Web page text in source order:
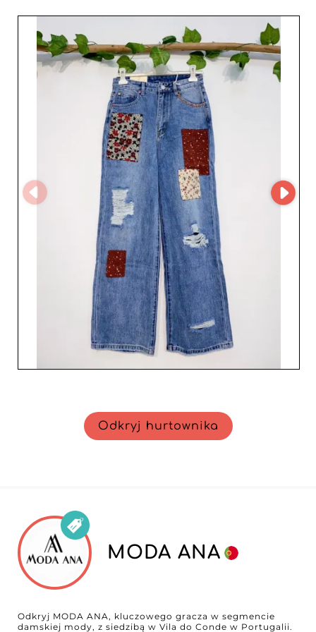
odzieży wysokiej jakości, łączącej styl i wygodę. Detaliści
chcący urozmaicić swoją ofertę znajdą w Jolie bogaty
wybór, który zadowoli nawet najbardziej wymagających
klientów. Dzięki MicroStore — platformie online Jolie —
nawigacja jest prosta, a zarządzanie zamówieniami
uproszczone i zoptymalizowane pod kątem szybkiej oraz
efektywnej obsługi partnerów. Dla resellerów wybór
Jolie to pewność współpracy z rzetelnym hurtownikiem,
dbającym o szczegóły i satysfakcję klienta. Rygor tego
dostawcy przejawia się w starannej selekcji materiałów i
stałej dbałości o wykończenie, co gwarantuje trwałość i
atrakcyjny wygląd oferowanych modeli. Wybierając
Jolie, profesjonaliści zyskują relację opartą na zaufaniu i
konkurencyjne ceny, które pomagają maksymalizować
marżę, oferując jednocześnie swoim klientom to, co
Zapewniają dedykowane wsparcie, gotowe odpowiedzieć
na wszystkie pytania i towarzyszyć w rozwoju Twojej
firmy. Wybierz Jolie i poszerz swoją ofertę o produkty nie
do odparcia, które zrobią różnicę w oczach Twojej grupy
Odkryj hurtownika
MODA ANA
Odkryj MODA ANA, kluczowego gracza w segmencie
damskiej mody, z siedzibą w Vila do Conde w Portugalii.